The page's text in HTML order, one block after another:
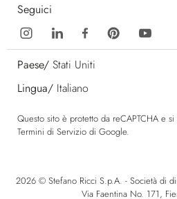
Seguici
Paese/ Stati Uniti
Lingua/ Italiano
Questo sito è protetto da reCAPTCHA e
Termini di Servizio di Google.
2026 © Stefano Ricci S.p.A. - Società di
Via Faentina No. 171,